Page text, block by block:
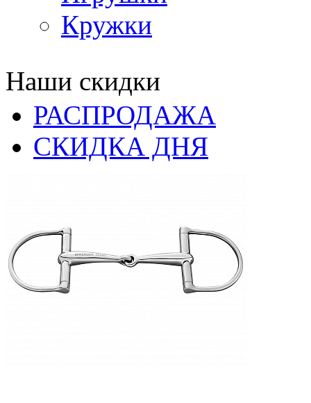
Кружки
Наши скидки
РАСПРОДАЖА
СКИДКА ДНЯ